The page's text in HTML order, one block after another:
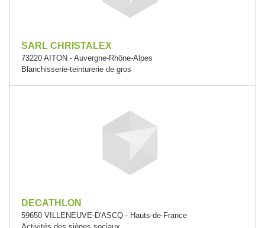
SARL CHRISTALEX
73220 AITON - Auvergne-Rhône-Alpes
Blanchisserie-teinturerie de gros
DECATHLON
59650 VILLENEUVE-D'ASCQ - Hauts-de-France